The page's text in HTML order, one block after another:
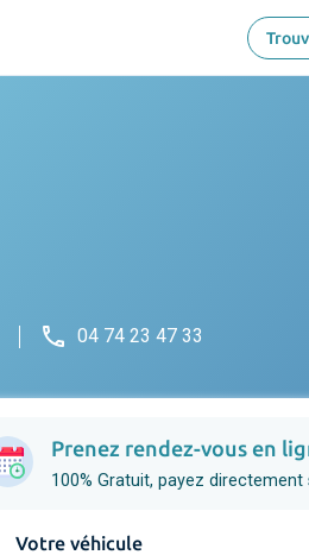
phone 04 74 23 47 33
Prenez rendez-vous en
100% Gratuit, payez directement
Votre véhicule